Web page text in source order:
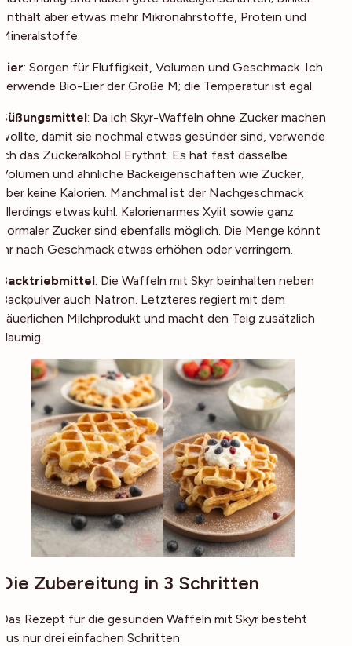
enthält aber etwas mehr Mikronährstoffe, Protein und
Mineralstoffe.
Eier: Sorgen für Fluffigkeit, Volumen und Geschmack. Ich
verwende Bio-Eier der Größe M; die Temperatur ist egal.
Süßungsmittel: Da ich Skyr-Waffeln ohne Zucker machen
wollte, damit sie nochmal etwas gesünder sind, verwende
ich das Zuckeralkohol Erythrit. Es hat fast dasselbe
Volumen und ähnliche Backeigenschaften wie Zucker,
aber keine Kalorien. Manchmal ist der Nachgeschmack
allerdings etwas kühl. Kalorienarmes Xylit sowie ganz
normaler Zucker sind ebenfalls möglich. Die Menge könnt
ihr nach Geschmack etwas erhöhen oder verringern.
Backtriebmittel: Die Waffeln mit Skyr beinhalten neben
Backpulver auch Natron. Letzteres regiert mit dem
säuerlichen Milchprodukt und macht den Teig zusätzlich
flaumig.
Die Zubereitung in 3 Schritten
Das Rezept für die gesunden Waffeln mit Skyr besteht
aus nur drei einfachen Schritten.